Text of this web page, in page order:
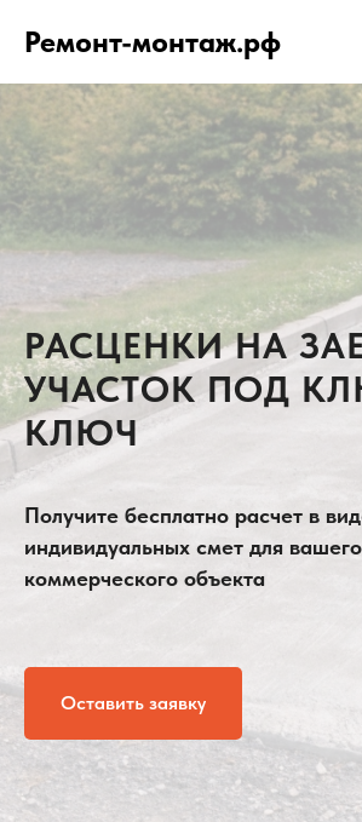
Ремонт-монтаж.рф
РАСЦЕНКИ НА
УЧАСТОК ПОД
КЛЮЧ
Получите бесплатно расчет в
индивидуальных смет для
коммерческого объекта
Оставить заявку